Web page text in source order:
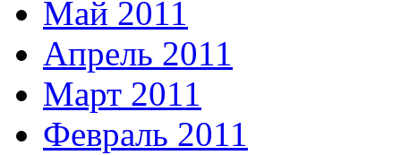
Май 2011
Апрель 2011
Март 2011
Февраль 2011